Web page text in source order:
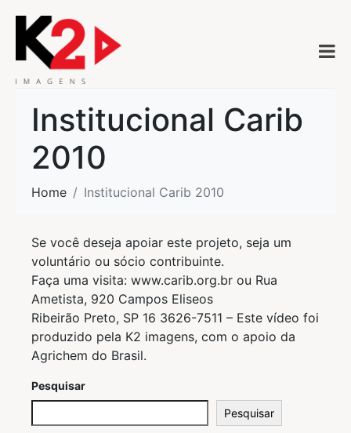
Institucional Carib
2010
Home Institucional Carib 2010
Se você deseja apoiar este projeto, seja um
voluntário ou sócio contribuinte.
Faça uma visita: www.carib.org.br ou Rua
Ametista, 920 Campos Eliseos
Ribeirão Preto, SP 16 3626-7511 – Este vídeo foi
produzido pela K2 imagens, com o apoio da
Agrichem do Brasil.
Pesquisar
Pesquisar